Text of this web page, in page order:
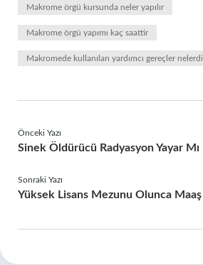
Makrome örgü kursunda neler yapılır
Makrome örgü yapımı kaç saattir
Makromede kullanılan yardımcı gereçler
Önceki Yazı
Sinek Öldürücü Radyasyon Yayar Mı
Sonraki Yazı
Yüksek Lisans Mezunu Olunca Maaş